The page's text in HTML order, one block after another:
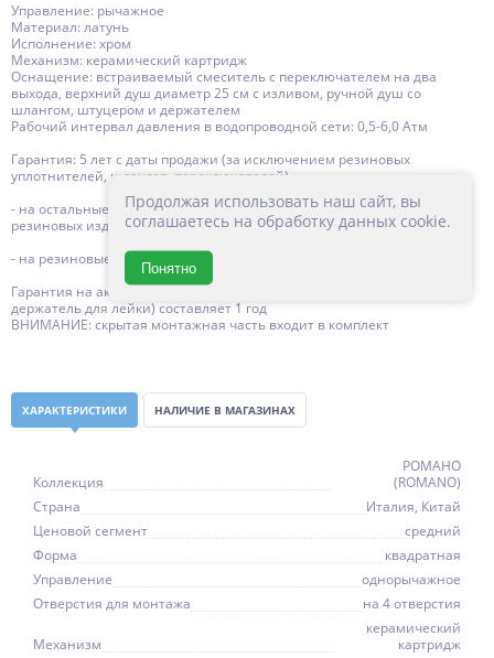
Управление: рычажное
Материал: латунь
Исполнение: хром
Механизм: керамический картридж
Оснащение: встраиваемый смеситель с переключателем на два
выхода, верхний душ диаметр 25 см с изливом, ручной душ со
шлангом, штуцером и держателем
Рабочий интервал давления в водопроводной сети: 0,5-6,0 Атм
Гарантия: 5 лет с даты продажи (за исключением резиновых
уплотнителей, шлангов, переключателей)
- на остальные комплектующие изделий BELBAGNO, за исключением
резиновых изделий - 3 года с даты продажи
- на резиновые изделия - 1 год с даты продажи
Гарантия на аксессуары к смесителю (гибкий шланг, душевая лейка,
держатель для лейки) составляет 1 год
ВНИМАНИЕ: скрытая монтажная часть входит в комплект
ХАРАКТЕРИСТИКИ НАЛИЧИЕ В МАГАЗИНАХ
Коллекция
РОМАНО
(ROMANO)
Страна
Италия, Китай
Ценовой сегмент
средний
Форма
квадратная
Управление
однорычажное
Отверстия для монтажа
на 4 отверстия
Механизм
керамический
картридж
Продолжая использовать наш сайт, вы
соглашаетесь на обработку данных cookie.
Понятно